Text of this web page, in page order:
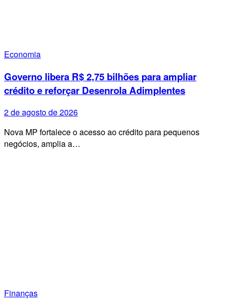
Economia
Governo libera R$ 2,75 bilhões para ampliar
crédito e reforçar Desenrola Adimplentes
2 de agosto de 2026
Nova MP fortalece o acesso ao crédito para pequenos
negócios, amplia a…
Finanças